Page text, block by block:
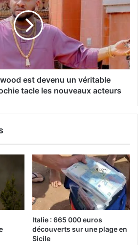
est devenu un véritable
tacle les nouveaux acteurs
Italie : 665 000 euros
découverts sur une plage en
Sicile